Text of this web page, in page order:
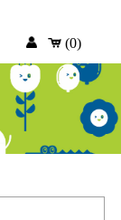
(0)